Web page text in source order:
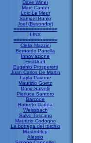
Dave Winer
Marc Canter
Loic Le Meur
Samuel Bunkr
Joel (Beyondpr)
===============
LINX
===============
Clelia Mazzini
Bernardo Parrella
Innov'azione
FirstDraft
Eugenio Prosperetti
Juan Carlos De Martin
Layla Pavone
Maurizio Goetz
Dario Salvelli
Pierluca Santoro
Barcode
Roberto Dadda
Weissbach
Salvo Toscano
Maurizio Codogno
La bottega del torchio
Mastroblog
Alessio